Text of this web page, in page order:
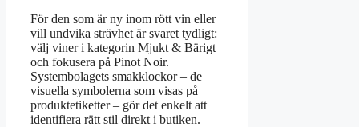
För den som är ny inom rött vin eller
vill undvika strävhet är svaret tydligt:
välj viner i kategorin Mjukt & Bärigt
och fokusera på Pinot Noir.
Systembolagets smakklockor – de
visuella symbolerna som visas på
produktetiketter – gör det enkelt att
identifiera rätt stil direkt i butiken.